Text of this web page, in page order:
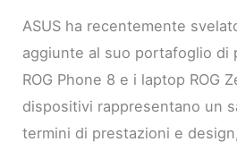
ASUS ha recentemente
aggiunte al suo portafoglio di
ROG Phone 8 e i laptop ROG
dispositivi rappresentano un
termini di prestazioni e